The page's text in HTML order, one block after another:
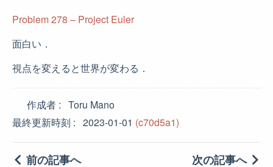
Problem 278 – Project Euler
面白い．
視点を変えると世界が変わる．
作成者
Toru Mano
最終更新時刻
2023-01-01 (c70d5a1)
前の記事へ 次の記事へ